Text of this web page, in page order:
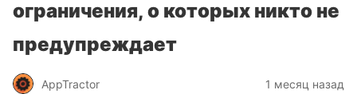
ограничения, о которых никто не
предупреждает
AppTractor 1 месяц назад